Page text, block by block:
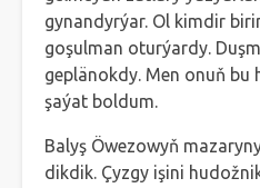
gynandyrýar. Ol kimdir
goşulman oturýardy.
geplänokdy. Men onuň bu
şaýat boldum.
Balyş Öwezowyň
dikdik. Çyzgy işini